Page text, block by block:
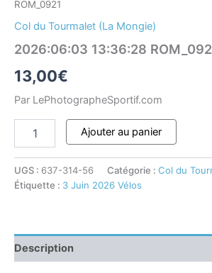
ROM_0921
Col du Tourmalet (La Mongie)
2026:06:03 13:36:28
13,00€
Par LePhotographeSportif.com
Ajouter au panier
UGS : 637-314-56 Catégorie : Col du
Étiquette : 3 Juin 2026 Vélos
Description